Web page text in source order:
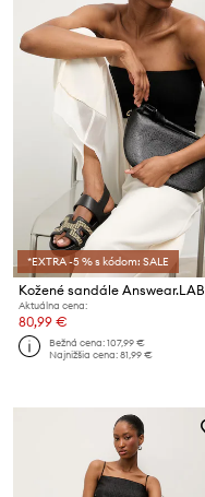
*EXTRA -5 % s kódom: SALE
Kožené sandále Answear.LAB
Aktuálna cena:
80,99 €
Bežná cena:107,99 €
Najnižšia cena:81,99 €